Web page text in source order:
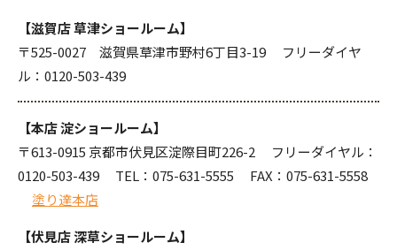
【滋賀店 草津ショールーム】
〒525-0027 滋賀県草津市野村6丁目3-19 フリーダイヤ
ル： 0120-503-439
【本店 淀ショールーム】
〒613-0915 京都市伏見区淀際目町226-2 フリーダイヤル：
0120-503-439 TEL： 075-631-5555 FAX：075-631-5558
塗り達本店
【伏見店 深草ショールーム】